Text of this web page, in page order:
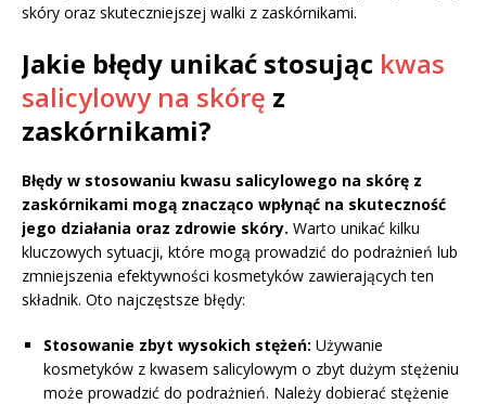
skóry oraz skuteczniejszej walki z zaskórnikami.
Jakie błędy unikać stosując kwas
salicylowy na skórę z
zaskórnikami?
Błędy w stosowaniu kwasu salicylowego na skórę z
zaskórnikami mogą znacząco wpłynąć na skuteczność
jego działania oraz zdrowie skóry. Warto unikać kilku
kluczowych sytuacji, które mogą prowadzić do podrażnień lub
zmniejszenia efektywności kosmetyków zawierających ten
składnik. Oto najczęstsze błędy:
Stosowanie zbyt wysokich stężeń: Używanie
kosmetyków z kwasem salicylowym o zbyt dużym stężeniu
może prowadzić do podrażnień. Należy dobierać stężenie